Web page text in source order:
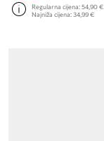
Regularna cijena:54,90 €
Najniža cijena:34,99 €